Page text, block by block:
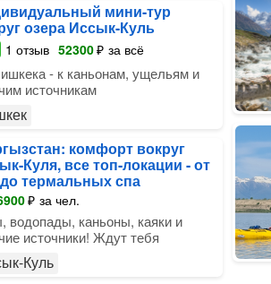
мини-тур
озера Иссык-Куль
1 отзыв 52300₽ за всё
- к каньонам, ущельям и
источникам
комфорт вокруг
Куля, все топ-локации - от
термальных спа
₽ за чел.
водопады, каньоны, каяки и
источники! Ждут тебя
Куль